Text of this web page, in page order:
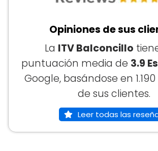
Opiniones de sus
La ITV Balconcillo
puntuación media de 3.9
Google, basándose en
de sus clientes.
Leer todas las